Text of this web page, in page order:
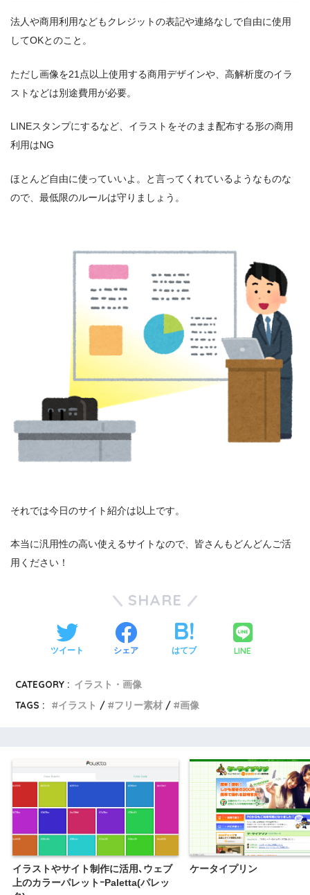
法人や商用利用などもクレジットの表記や連絡なしで自由に使用
してOKとのこと。
ただし画像を21点以上使用する商用デザインや、高解析度のイラ
ストなどは別途費用が必要。
LINEスタンプにするなど、イラストをそのまま配布する形の商用
利用はNG
ほとんど自由に使っていいよ。と言ってくれているようなものな
ので、最低限のルールは守りましょう。
それでは今日のサイト紹介は以上です。
本当に汎用性の高い使えるサイトなので、皆さんもどんどんご活
用ください！
SHARE
ツイート シェア はてブ LINE
CATEGORY : イラスト・画像
TAGS :
イラスト フリー素材 画像
イラストやサイト制作に活用､ウェブ
上のカラーパレットｰPaletta(パレッ
ケータイプリン